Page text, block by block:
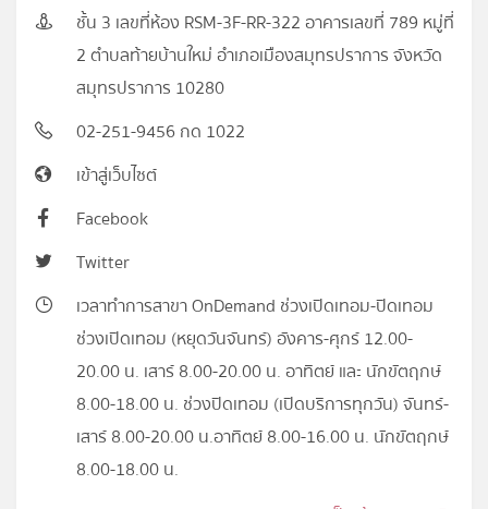
ชั้น 3 เลขที่ห้อง RSM-3F-RR-322 อาคารเลขที่ 789 หมู่ที่
2 ตำบลท้ายบ้านใหม่ อำเภอเมืองสมุทรปราการ จังหวัด
สมุทรปราการ 10280
02-251-9456 กด 1022
เข้าสู่เว็บไซต์
Facebook
Twitter
เวลาทำการสาขา OnDemand ช่วงเปิดเทอม-ปิดเทอม
ช่วงเปิดเทอม (หยุดวันจันทร์) อังคาร-ศุกร์ 12.00-
20.00 น. เสาร์ 8.00-20.00 น. อาทิตย์ และ นักขัตฤกษ์
8.00-18.00 น. ช่วงปิดเทอม (เปิดบริการทุกวัน) จันทร์-
เสาร์ 8.00-20.00 น.อาทิตย์ 8.00-16.00 น. นักขัตฤกษ์
8.00-18.00 น.